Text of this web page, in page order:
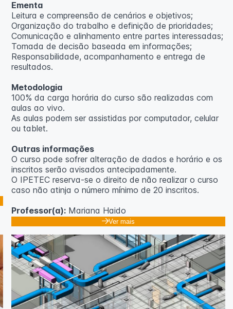
Ementa
Leitura e compreensão de cenários e objetivos;
Organização do trabalho e definição de prioridades;
Comunicação e alinhamento entre partes interessadas;
Tomada de decisão baseada em informações;
Responsabilidade, acompanhamento e entrega de
resultados.
Metodologia
100% da carga horária do curso são realizadas com
aulas ao vivo.
As aulas podem ser assistidas por computador, celular
ou tablet.
Outras informações
O curso pode sofrer alteração de dados e horário e os
inscritos serão avisados ​​antecipadamente.
O IPETEC reserva-se o direito de não realizar o curso
caso não atinja o número mínimo de 20 inscritos.
Professor(a):Mariana Haido
Ver mais